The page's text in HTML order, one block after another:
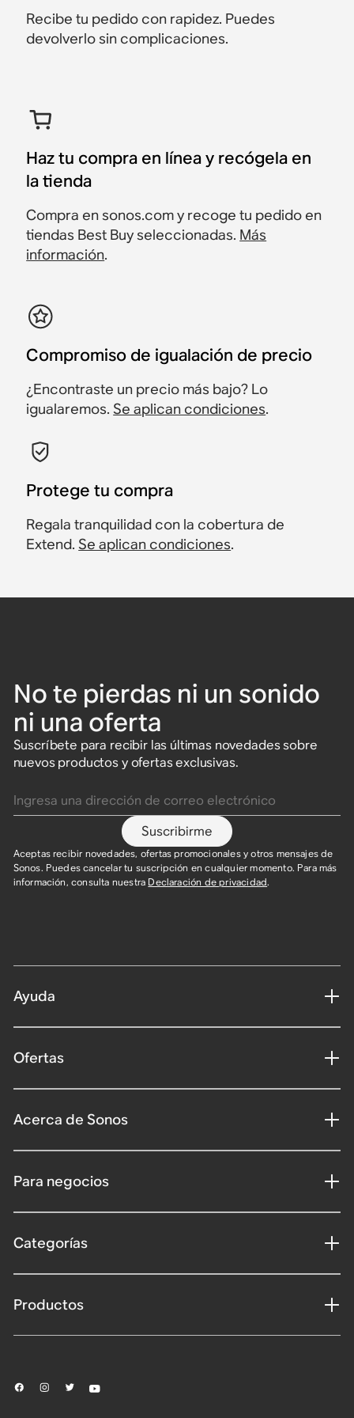
Recibe tu pedido con rapidez. Puedes
devolverlo sin complicaciones.
Haz tu compra en línea y recógela en
la tienda
Compra en sonos.com y recoge tu pedido en
tiendas Best Buy seleccionadas. Más
información.
Compromiso de igualación de precio
¿Encontraste un precio más bajo? Lo
igualaremos.Se aplican condiciones.
Protege tu compra
Regala tranquilidad con la cobertura de
Extend.Se aplican condiciones.
No te pierdas ni un sonido
ni una oferta
Suscríbete para recibir las últimas novedades sobre
nuevos productos y ofertas exclusivas.
Suscribirme
Aceptas recibir novedades, ofertas promocionales y otros mensajes de
Sonos. Puedes cancelar tu suscripción en cualquier momento. Para más
información, consulta nuestra Declaración de privacidad.
Ayuda
Ofertas
Acerca de Sonos
Para negocios
Categorías
Productos